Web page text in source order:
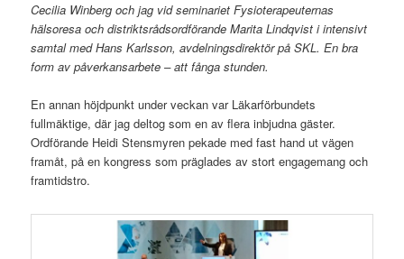
Cecilia Winberg och jag vid seminariet Fysioterapeuternas
hälsoresa och distriktsrådsordförande Marita Lindqvist i intensivt
samtal med Hans Karlsson, avdelningsdirektör på SKL. En bra
form av påverkansarbete – att fånga stunden.
En annan höjdpunkt under veckan var Läkarförbundets
fullmäktige, där jag deltog som en av flera inbjudna gäster.
Ordförande Heidi Stensmyren pekade med fast hand ut vägen
framåt, på en kongress som präglades av stort engagemang och
framtidstro.